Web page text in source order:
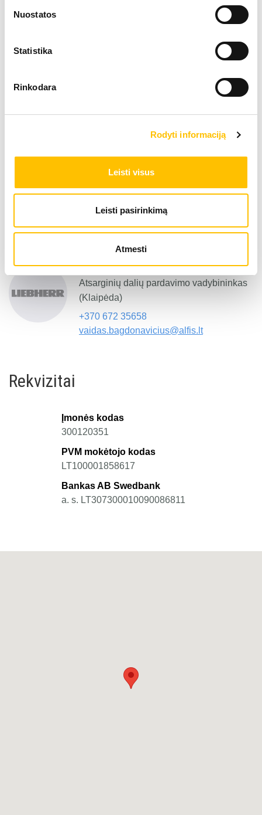
Nuostatos
Statistika
Rinkodara
Rodyti informaciją
Leisti visus
Leisti pasirinkimą
Atmesti
ignas.mazuolis@alfis.lt
Modestas Gabulas
Atsarginių dalių pardavimo vadybininkas
modestas.gabulas@alfis.lt
Vaidas Bagdonavičius
Atsarginių dalių pardavimo vadybininkas
(Klaipėda)
+370 672 35658
vaidas.bagdonavicius@alfis.lt
Rekvizitai
Įmonės kodas
300120351
PVM mokėtojo kodas
LT100001858617
Bankas AB Swedbank
a. s. LT307300010090086811